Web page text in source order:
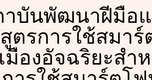
าบันพัฒนาฝีมือแ
ตรการใช้สมา
มืองอัจฉริยะสำ